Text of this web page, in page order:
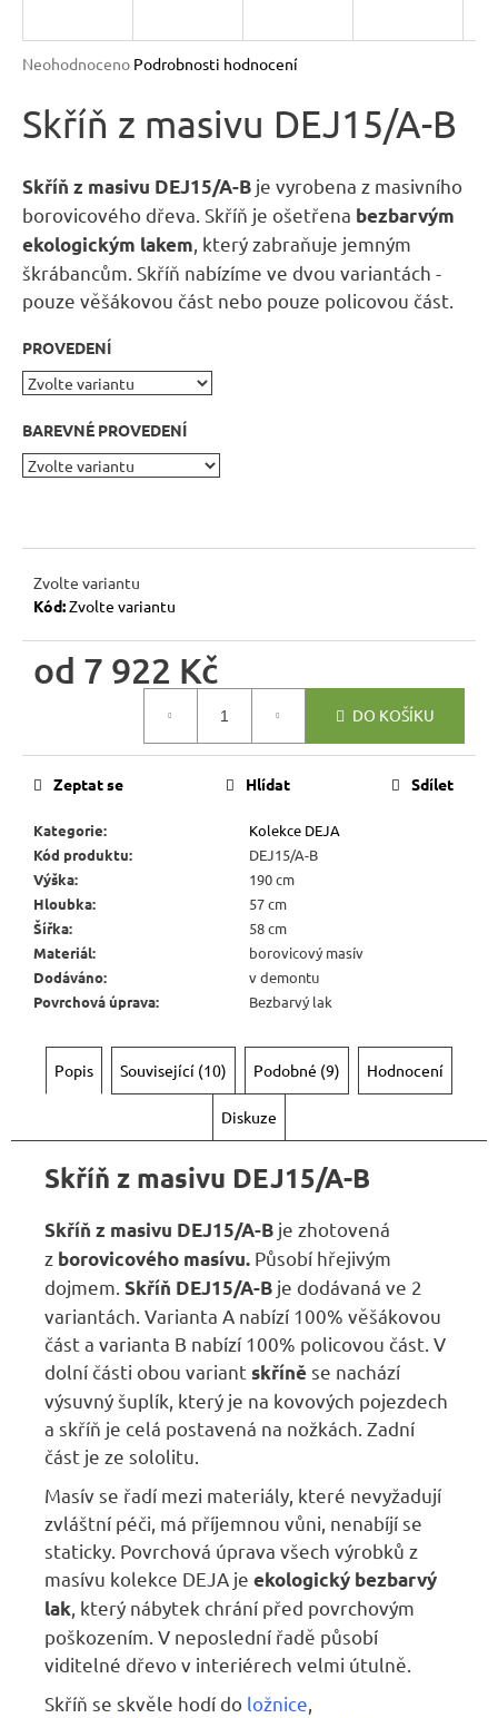
Průměrné
produktu
je
z
hvězdiček.
Neohodnoceno Podrobnosti hodnocení
Skříň z masivu DEJ15/A-B
Skříň z masivu DEJ15/A-B je vyrobena z masivního
borovicového dřeva. Skříň je ošetřena bezbarvým
ekologickým lakem , který zabraňuje jemným
škrábancům. Skříň nabízíme ve dvou variantách -
pouze věšákovou část nebo pouze policovou část.
PROVEDENÍ
BAREVNÉ PROVEDENÍ
Zvolte variantu
Kód:Zvolte variantu
od 7 922 Kč
DO KOŠÍKU
Kategorie:
Kolekce DEJA
Kód produktu:
DEJ15/A-B
Výška:
190 cm
Hloubka:
57 cm
Šířka:
58 cm
Materiál:
borovicový masív
Dodáváno:
v demontu
Povrchová úprava: Bezbarvý lak
Zeptat se Hlídat Sdílet
Popis Související (10) Podobné (9) Hodnocení
Diskuze
Skříň z masivu DEJ15/A-B
Skříň z masivu DEJ15/A-B je zhotovená
z borovicového masívu. Působí hřejivým
dojmem. Skříň DEJ15/A-B je dodávaná ve 2
variantách. Varianta A nabízí 100% věšákovou
část a varianta B nabízí 100% policovou část. V
dolní části obou variantskříně se nachází
výsuvný šuplík, který je na kovových pojezdech
a skříň je celá postavená na nožkách. Zadní
část je ze sololitu.
Masív se řadí mezi materiály, které nevyžadují
zvláštní péči, má příjemnou vůni, nenabíjí se
staticky. Povrchová úprava všech výrobků z
masívu kolekce DEJA je ekologický bezbarvý
lak, který nábytek chrání před povrchovým
poškozením. V neposlední řadě působí
viditelné dřevo v interiérech velmi útulně.
Skříň se skvěle hodí do ložnice,
a
í
?
HLEDAT
D
o
p
o
u
e
m
DŘEVĚNÝ
TABURET
MEXICANA
40X40
CM
134
Kč
Původně:
260
Kč